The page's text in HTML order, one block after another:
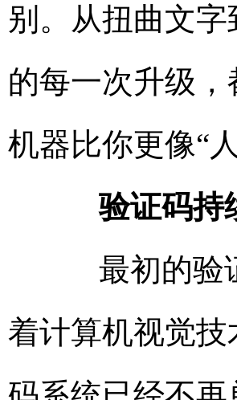
别。从扭曲文
的每一次升级
机器比你更像“
验证码持
最初的验证
着计算机视觉